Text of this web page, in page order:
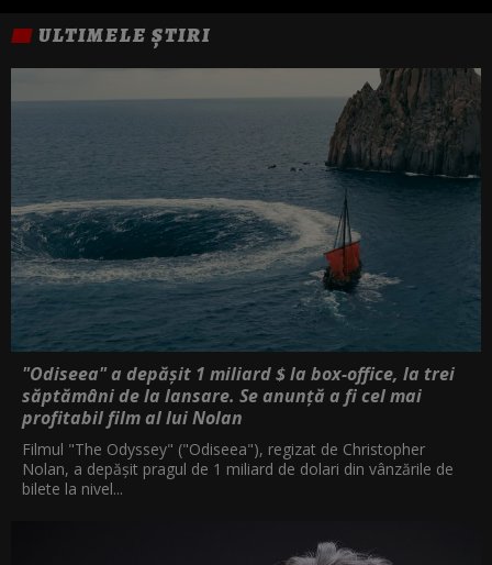
ULTIMELE ȘTIRI
"Odiseea" a depășit 1 miliard $ la box-office, la trei
săptămâni de la lansare. Se anunță a fi cel mai
profitabil film al lui Nolan
Filmul "The Odyssey" ("Odiseea"), regizat de Christopher
Nolan, a depăşit pragul de 1 miliard de dolari din vânzările de
bilete la nivel...